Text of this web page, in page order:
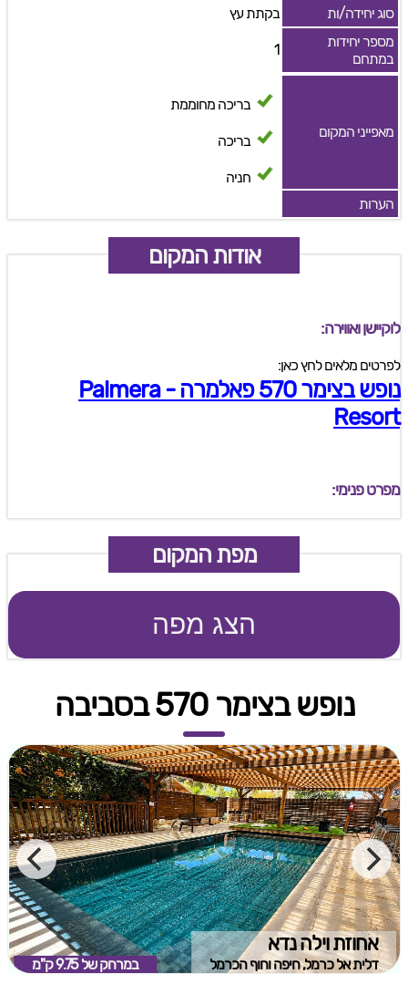
סוג יחידה/ות
בקתת עץ
מספר יחידות
במתחם
1
מאפייני המקום
בריכה מחוממת
בריכה
חניה
הערות
אודות המקום
לוקיישן ואווירה:
לפרטים מלאים לחץ כאן:
נופש בצימר 570 פאלמרה - Palmera
Resort
מפרט פנימי:
מפת המקום
הצג מפה
נופש בצימר 570 בסביבה
אחוזת וילה נדא
דלית אל כרמל, חיפה וחוף הכרמל במרחק של 9.75 ק"מ